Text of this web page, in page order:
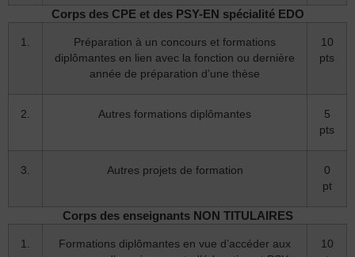
Corps des CPE et des PSY-EN spécialité EDO
1.
Préparation à un concours et formations
diplômantes en lien avec la fonction ou dernière
année de préparation d’une thèse
10
pts
2. Autres formations diplômantes
5
pts
3. Autres projets de formation
0
pt
Corps des enseignants NON TITULAIRES
1.
Formations diplômantes en vue d’accéder aux
10